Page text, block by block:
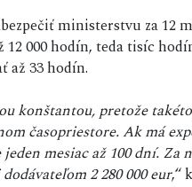
ministerstvu za 12
000 hodín, teda tisíc
až 33 hodín.
konštantou, pretože
časopriestore. Ak má
mesiac až 100 dní. Za
2 280 000 eur,“